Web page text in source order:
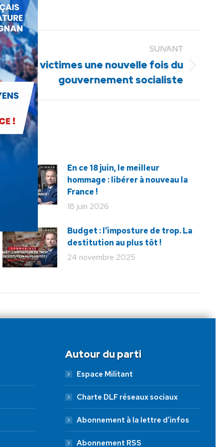
SUIVANT
victimes une nouvelle fois du
gouvernement socialiste
En ce 18 juin, le meilleur
hommage : libérer à nouveau la
France !
18 juin 2026
Budget : l’imposture de trop. La
destitution au plus tôt !
24 novembre 2025
Autour du parti
Espace Militant
Charte DLF réseaux sociaux
Abonnement à la lettre d’infos
Abonnement RSS